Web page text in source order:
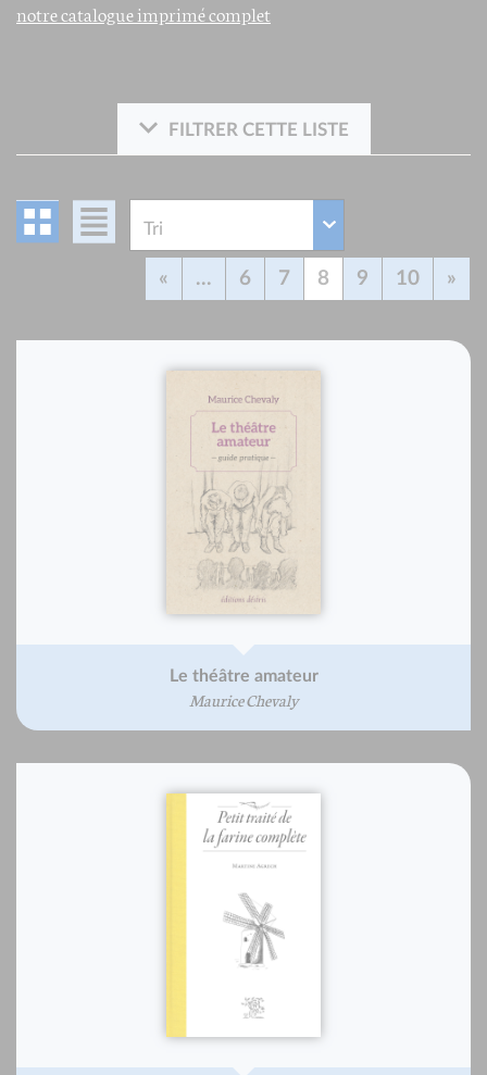
notre catalogue imprimé complet
FILTRER CETTE LISTE
« ... 6 7 8 9 10 »
Le théâtre amateur
Maurice Chevaly